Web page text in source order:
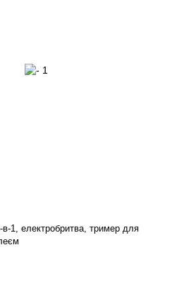
в-1, електробритва, тример для